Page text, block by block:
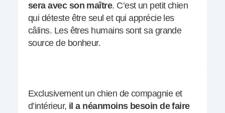
sera avec son maître. C’est un petit chien
qui déteste être seul et qui apprécie les
câlins. Les êtres humains sont sa grande
source de bonheur.
Exclusivement un chien de compagnie et
d’intérieur, il a néanmoins besoin de faire